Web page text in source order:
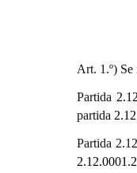
Art. 1.º)
Partida
partida
Partida
2.12.0001 .2